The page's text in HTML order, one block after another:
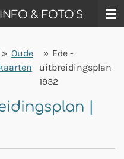
& FOTO'S
» Oude
» Ede -
uitbreidingsplan
1932
|